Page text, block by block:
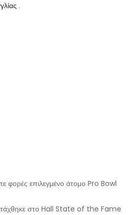
.
φορές επιλεγμένο άτομο Pro Bowl
στο Hall State of the Fame